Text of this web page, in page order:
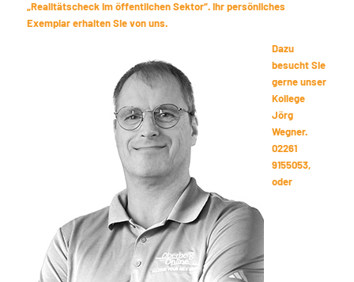
„Realitätscheck im öffentlichen Sektor“. Ihr persönliches
Exemplar erhalten Sie von uns.
Dazu
besucht Sie
gerne unser
Kollege
Jörg
Wegner.
02261
9155053,
oder